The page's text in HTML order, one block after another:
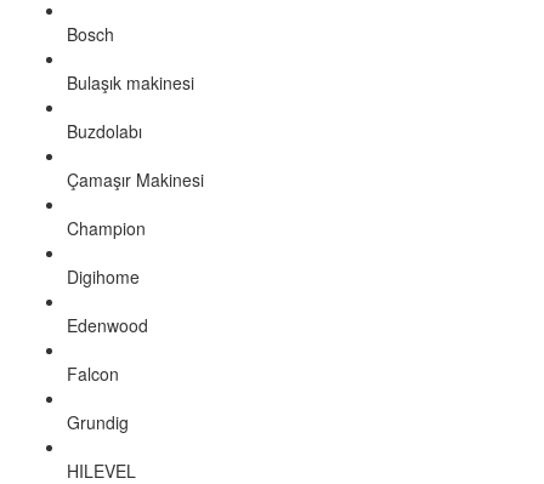
Bosch
Bulaşık makinesi
Buzdolabı
Çamaşır Makinesi
Champion
Digihome
Edenwood
Falcon
Grundig
HILEVEL